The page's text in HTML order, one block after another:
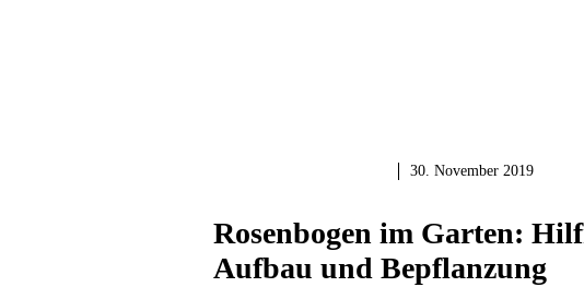
30. November 2019
Rosenbogen im Garten:
Aufbau und Bepflanzung